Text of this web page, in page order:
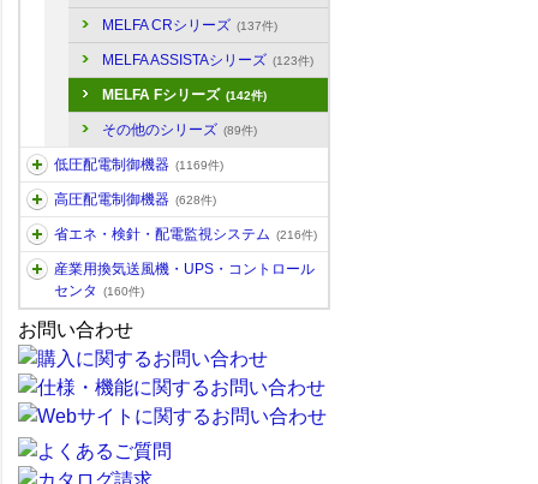
MELFA CRシリーズ (137件)
MELFA ASSISTAシリーズ (123件)
MELFA Fシリーズ (142件)
その他のシリーズ (89件)
低圧配電制御機器 (1169件)
高圧配電制御機器 (628件)
省エネ・検針・配電監視システム (216件)
産業用換気送風機・UPS・コントロール
センタ
(160件)
お問い合わせ